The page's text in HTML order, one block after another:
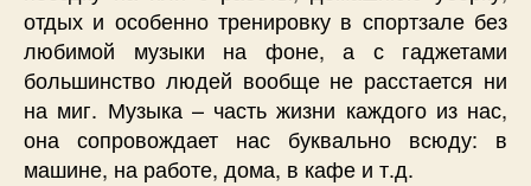
отдых и особенно тренировку в спортзале без
любимой музыки на фоне, а с гаджетами
большинство людей вообще не расстается ни
на миг. Музыка – часть жизни каждого из нас,
она сопровождает нас буквально всюду: в
машине, на работе, дома, в кафе и т.д.